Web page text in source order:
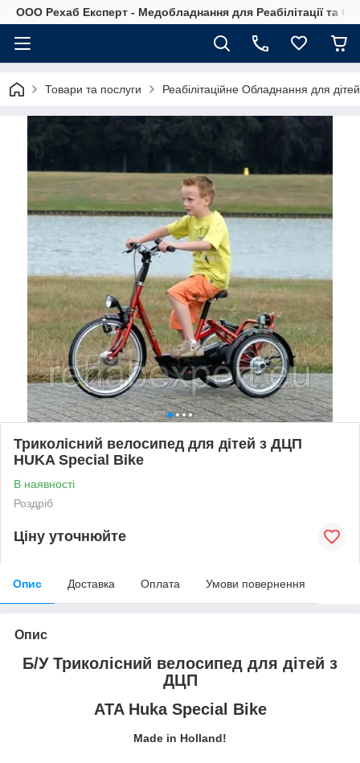
OOO Рехаб Експерт - Медобладнання для Реабілітації та
Товари та послуги Реабілітаційне Обладнання для
Триколісний велосипед для дітей з ДЦП
HUKA Special Bike
В наявності
Роздріб
Ціну уточнюйте
Опис Доставка Оплата Умови повернення
Опис
Б/У Триколісний велосипед для дітей з
ДЦП
ATA Huka Special Bike
Made in Holland!